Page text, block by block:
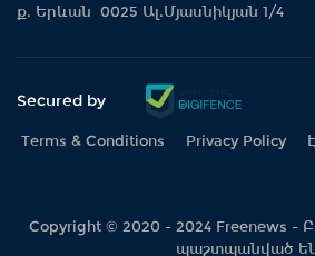
ք. Երևան 0025 Ալ.Մյասնիկյան 1/4
Secured by
Terms & Conditions Privacy Policy
Copyright © 2020 - 2024 Freenews -
պաշտպանված